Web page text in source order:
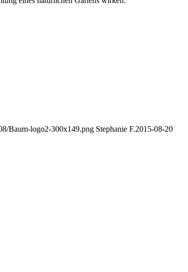
Baum-logo2-300x149.png Stephanie F.2015-08-20